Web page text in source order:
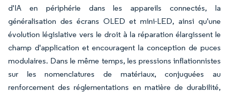
d'IA en périphérie dans les appareils connectés, la
généralisation des écrans OLED et mini-LED, ainsi qu'une
évolution législative vers le droit à la réparation élargissent le
champ d'application et encouragent la conception de puces
modulaires. Dans le même temps, les pressions inflationnistes
sur les nomenclatures de matériaux, conjuguées au
renforcement des réglementations en matière de durabilité,